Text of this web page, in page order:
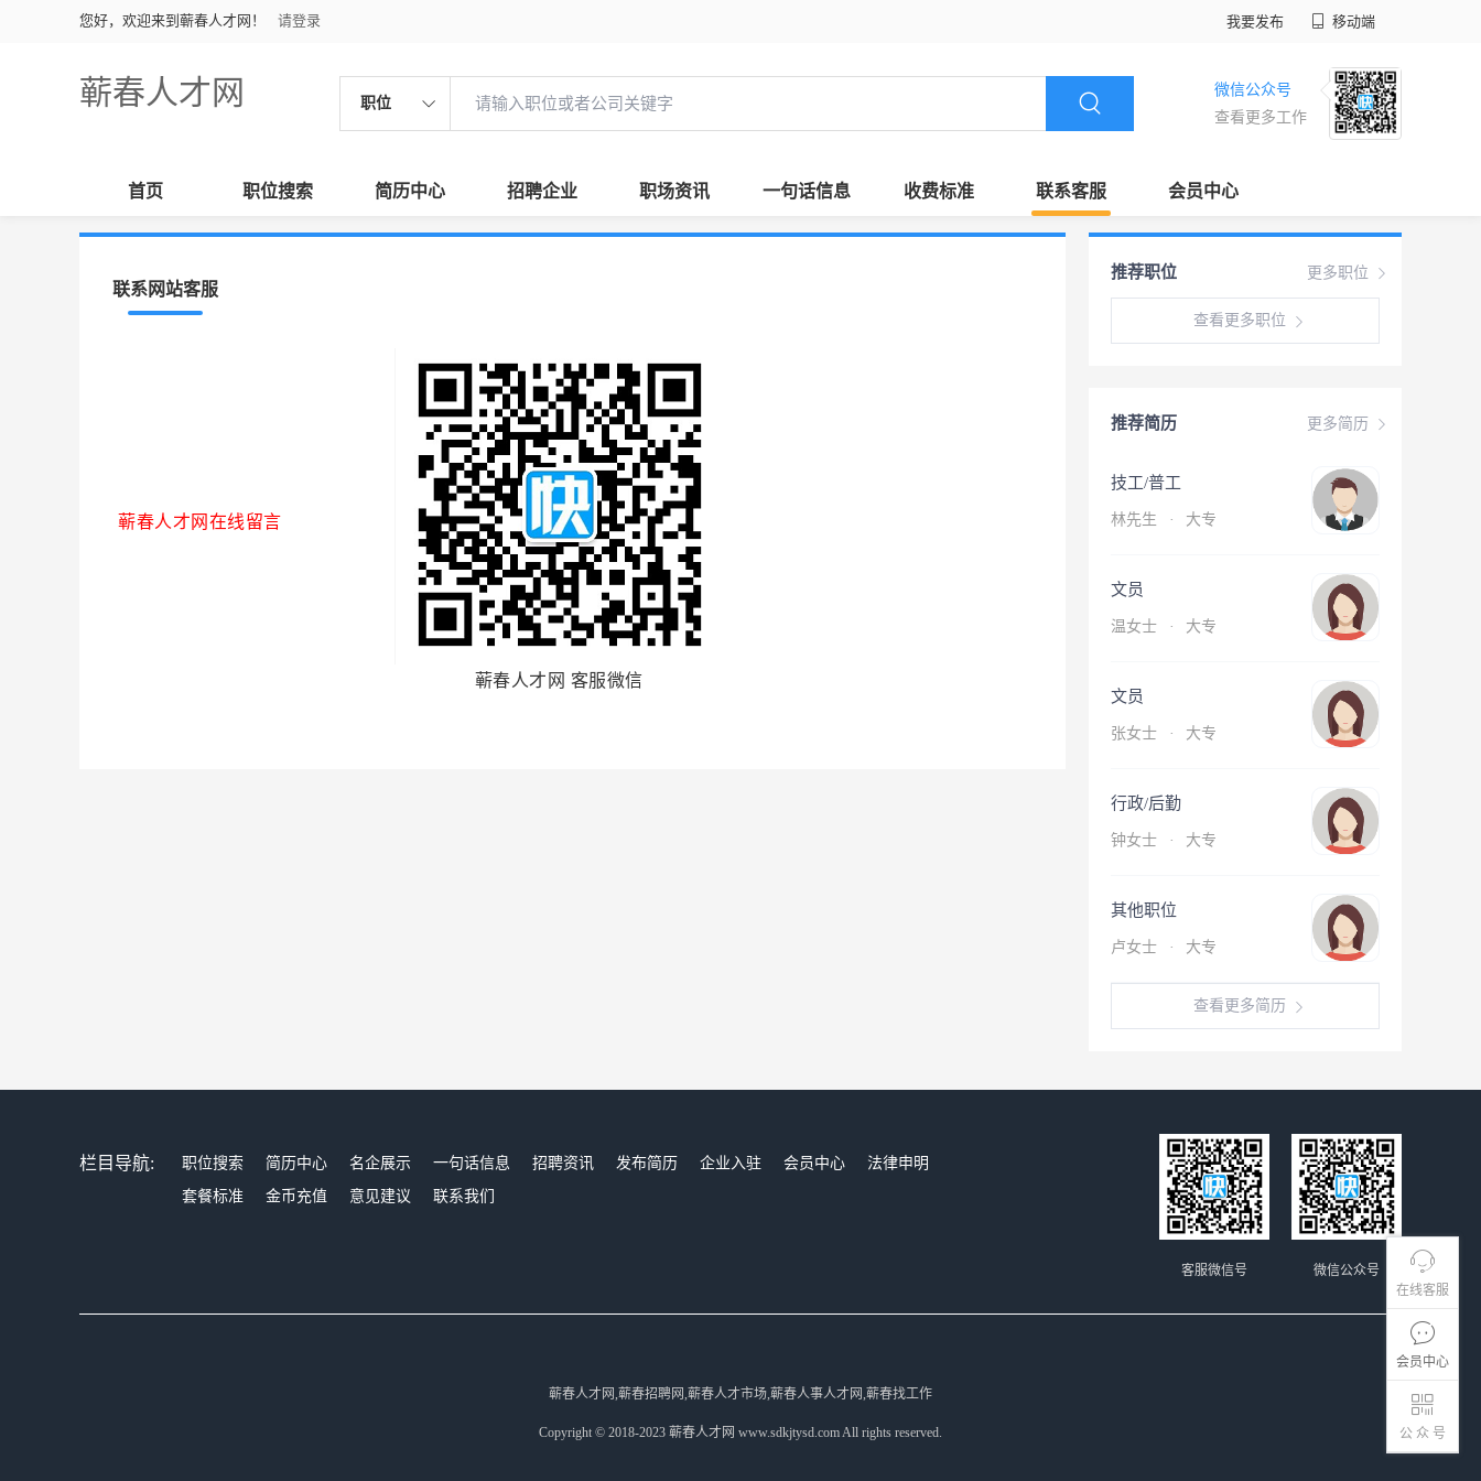
您好，欢迎来到蕲春人才网！ 请登录 我要发布 移动端
蕲春人才网 职位
微信公众号
查看更多工作
首页 职位搜索 简历中心 招聘企业 职场资讯 一句话信息 收费标准 联系客服 会员中心
在线客服
会员中心
公 众 号
联系网站客服
蕲春人才网在线留言
蕲春人才网 客服微信
更多职位
推荐职位
查看更多职位
更多简历
推荐简历
技工/普工
林先生 · 大专
文员
温女士 · 大专
文员
张女士 · 大专
行政/后勤
钟女士 · 大专
其他职位
卢女士 · 大专
查看更多简历
栏目导航: 职位搜索 简历中心 名企展示 一句话信息 招聘资讯 发布简历 企业入驻 会员中心
法律申明
套餐标准
金币充值 意见建议 联系我们
微信公众号
客服微信号
蕲春人才网,蕲春招聘网,蕲春人才市场,蕲春人事人才网,蕲春找工作
Copyright © 2018-2023 蕲春人才网 www.sdkjtysd.com All rights reserved.